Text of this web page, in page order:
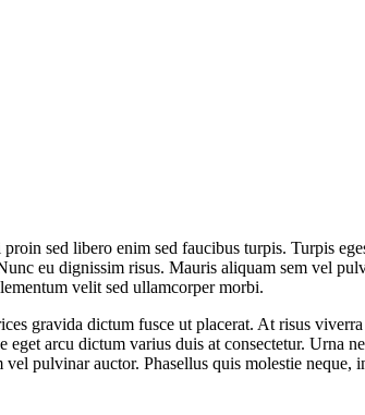
sed libero enim sed faucibus turpis. Turpis
eu dignissim risus. Mauris aliquam sem vel
velit sed ullamcorper morbi.
gravida dictum fusce ut placerat. At risus
arcu dictum varius duis at consectetur. Urna
pulvinar auctor. Phasellus quis molestie